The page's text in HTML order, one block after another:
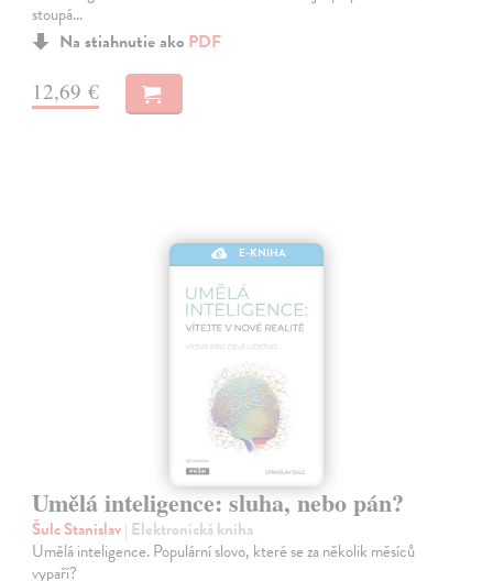
stoupá…
Na stiahnutie ako PDF
12,69 €
E-KNIHA
Umělá inteligence: sluha, nebo pán?
Šulc Stanislav| Elektronická kniha
Umělá inteligence. Populární slovo, které se za několik měsíců
vypaří?